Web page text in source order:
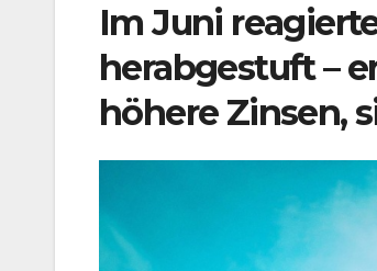
Im Juni
herabgestuft –
höhere Zinsen,